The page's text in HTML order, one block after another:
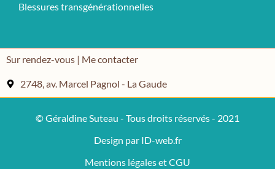
Blessures transgénérationnelles
Sur rendez-vous | Me contacter
2748, av. Marcel Pagnol - La Gaude
© Géraldine Suteau - Tous droits réservés - 2021
Design par ID-web.fr
Mentions légales et CGU